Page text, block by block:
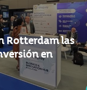
Rotterdam las
en